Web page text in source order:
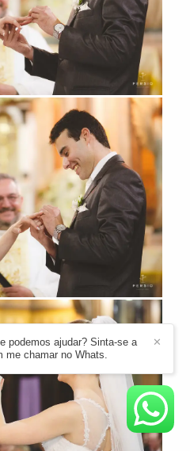
✕
podemos ajudar? Sinta-se a
me chamar no Whats.